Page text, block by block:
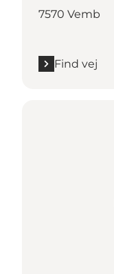
7570 Vemb
Find vej